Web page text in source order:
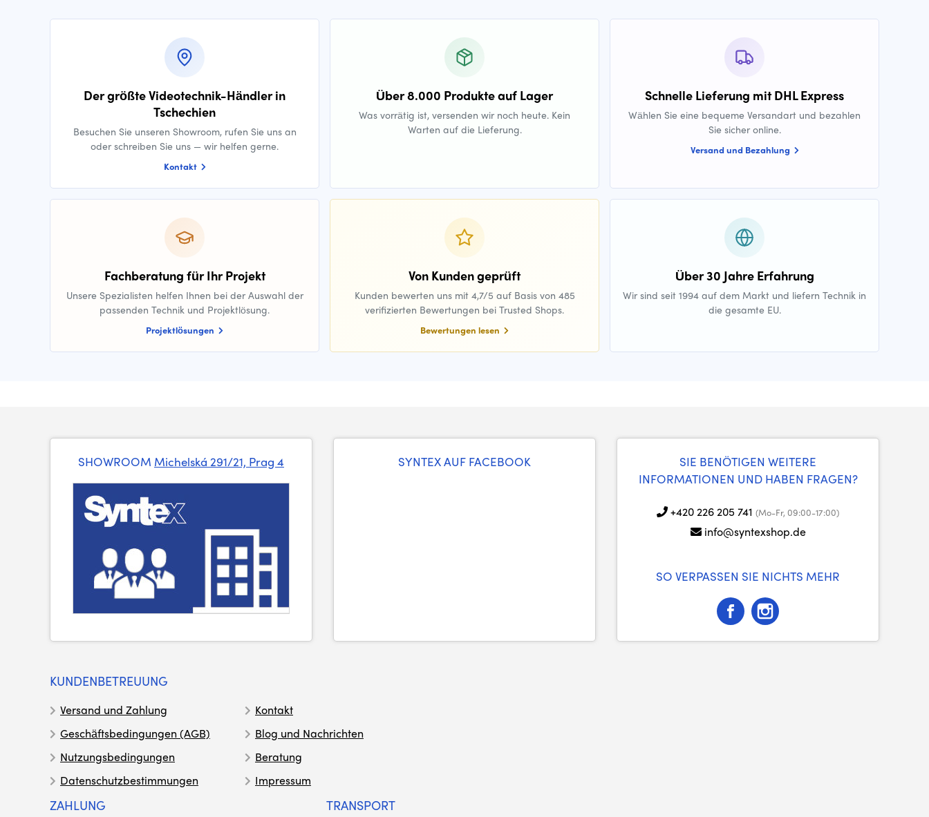
Der größte Videotechnik-Händler in
Tschechien
Besuchen Sie unseren Showroom, rufen Sie uns an
oder schreiben Sie uns — wir helfen gerne.
Kontakt
Über 8.000 Produkte auf Lager
Was vorrätig ist, versenden wir noch heute. Kein
Warten auf die Lieferung.
Schnelle Lieferung mit DHL Express
Wählen Sie eine bequeme Versandart und bezahlen
Sie sicher online.
Versand und Bezahlung
Fachberatung für Ihr Projekt
Unsere Spezialisten helfen Ihnen bei der Auswahl der
passenden Technik und Projektlösung.
Projektlösungen
Von Kunden geprüft
Kunden bewerten uns mit 4,7/5 auf Basis von 485
verifizierten Bewertungen bei Trusted Shops.
Bewertungen lesen
Über 30 Jahre Erfahrung
Wir sind seit 1994 auf dem Markt und liefern Technik in
die gesamte EU.
SHOWROOM Michelská 291/21, Prag 4 SYNTEX AUF FACEBOOK
SIE BENÖTIGEN WEITERE
INFORMATIONEN UND HABEN FRAGEN?
+420 226 205 741 (Mo-Fr, 09:00-17:00)
info@syntexshop.de
SO VERPASSEN SIE NICHTS MEHR
KUNDENBETREUUNG
Versand und Zahlung
Geschäftsbedingungen (AGB)
Nutzungsbedingungen
Datenschutzbestimmungen
Kontakt
Blog und Nachrichten
Beratung
Impressum
ZAHLUNG TRANSPORT